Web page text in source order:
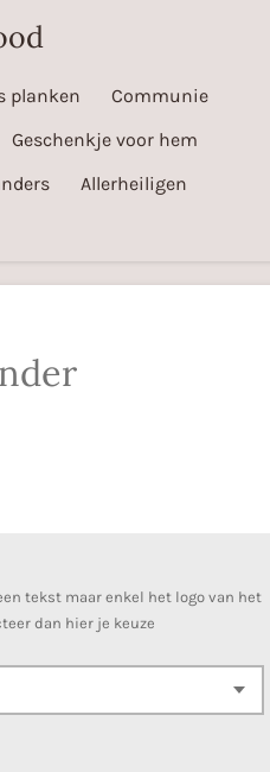
planken
Communie
Geschenkje voor hem
Allerheiligen
tekst maar enkel het logo van het
dan hier je keuze